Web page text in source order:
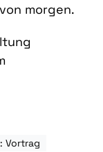
morgen.
Vortrag